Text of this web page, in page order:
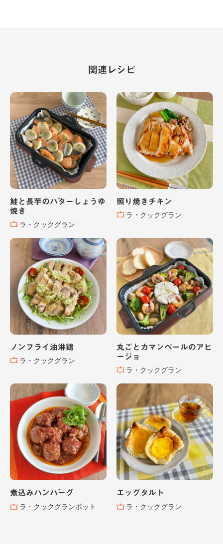
関連レシピ
鮭と長芋のバターしょうゆ
焼き
ラ・クックグラン
照り焼きチキン
ラ・クックグラン
ノンフライ油淋鶏
ラ・クックグラン
丸ごとカマンベールのアヒ
ージョ
ラ・クックグラン
煮込みハンバーグ
ラ・クックグランポット
エッグタルト
ラ・クックグラン